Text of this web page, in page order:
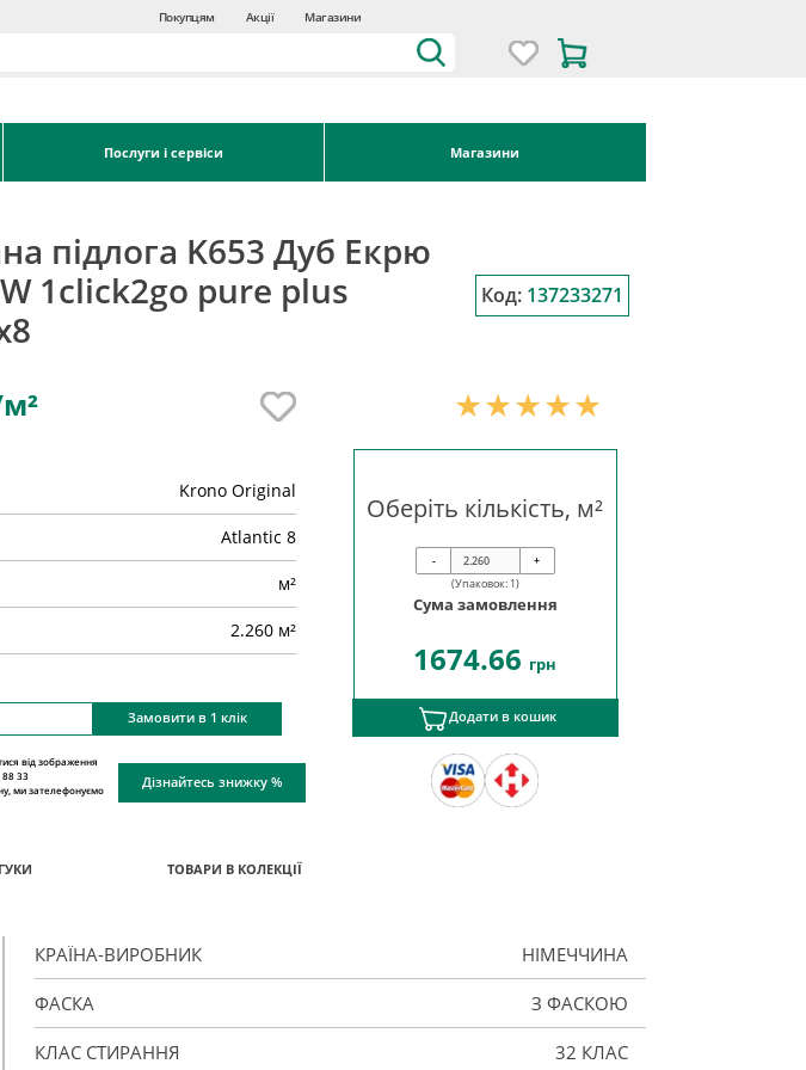
Покупцям Акції Магазини
Послуги і сервіси Магазини
підлога K653 Дуб Екрю
1click2go pure plus
Код: 137233271
Krono Original
Atlantic 8
м²
2.260 м²
Замовити в 1 клік
Оберіть кількість, м²
-
+
(Упаковок: 1)
Сума замовлення
1674.66 грн
Додати в кошик
від зображення
88 33
ми зателефонуємо
Дізнайтесь знижку %
ТОВАРИ В КОЛЕКЦІЇ
КРАЇНА-ВИРОБНИК НІМЕЧЧИНА
ФАСКА З ФАСКОЮ
КЛАС СТИРАННЯ 32 КЛАС